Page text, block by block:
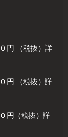
（税抜）詳
円 （税抜）詳
円（税抜）詳